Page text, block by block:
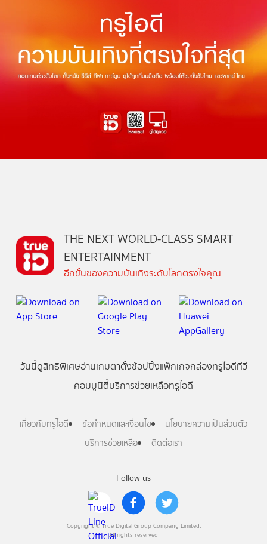
Follow us
Copyright © True Digital Group Company Limited.
All rights reserved
THE NEXT WORLD-CLASS SMART
ENTERTAINMENT
อีกขั้นของความบันเทิงระดับโลกตรงใจคุณ
วันนี้ดูสิทธิพิเศษอ่านเกมตาตั้งช้อปปิ้งแพ็กเกจกล่องทรูไอดีทีวี
คอมมูนิตี้บริการช่วยเหลือทรูไอดี
เกี่ยวกับทรูไอดี ข้อกำหนดและเงื่อนไข
นโยบายความเป็นส่วนตัว
บริการช่วยเหลือ
ติดต่อเรา